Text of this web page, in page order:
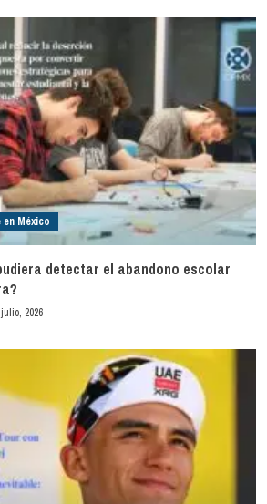
en México
detectar el abandono escolar
2026